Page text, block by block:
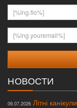
[%lng.fio%]
[%lng.youremail%]
НОВОСТИ
09.07.2026 Літні канікули